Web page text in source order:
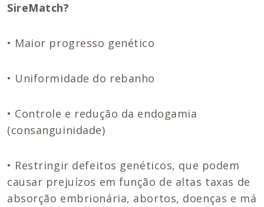
SireMatch?
• Maior progresso genético
• Uniformidade do rebanho
• Controle e redução da endogamia
(consanguinidade)
• Restringir defeitos genéticos, que podem
causar prejuízos em função de altas taxas de
absorção embrionária, abortos, doenças e má